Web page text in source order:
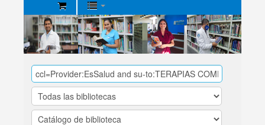
Biblioteca
Central
EsSalud